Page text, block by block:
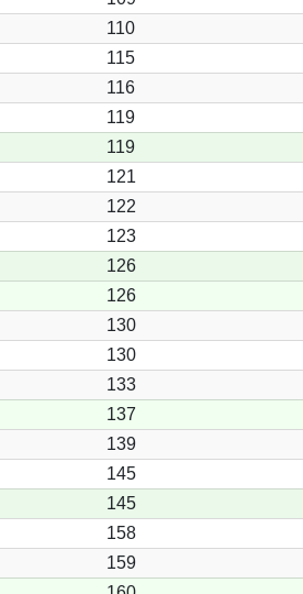
110
115
116
119
119
121
122
123
126
126
130
130
133
137
139
145
145
158
159